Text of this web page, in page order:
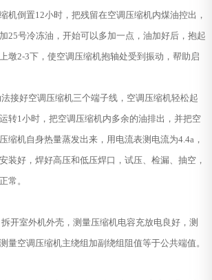
机倒置12小时，把残留在空调压缩机内煤油控出，
25号冷冻油，开始可以多加一点，油加好后，抱起
墩2-3下，使空调压缩机抱轴处受到振动，帮助启
接好空调压缩机三个端子线，空调压缩机轻松起
转1小时，把空调压缩机内多余的油排出，并把空
缩机自身热量蒸发出来，用电流表测电流为4.4a，
装好，焊好高压和低压焊口，试压、检漏、抽空，
常。
开室外机外壳，测量压缩机电容充放电良好，测
量空调压缩机主绕组加副绕组阻值等于公共端值。